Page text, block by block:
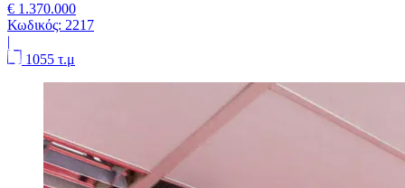
€ 1.370.000
Κωδικός: 2217
|
1055 τ.μ